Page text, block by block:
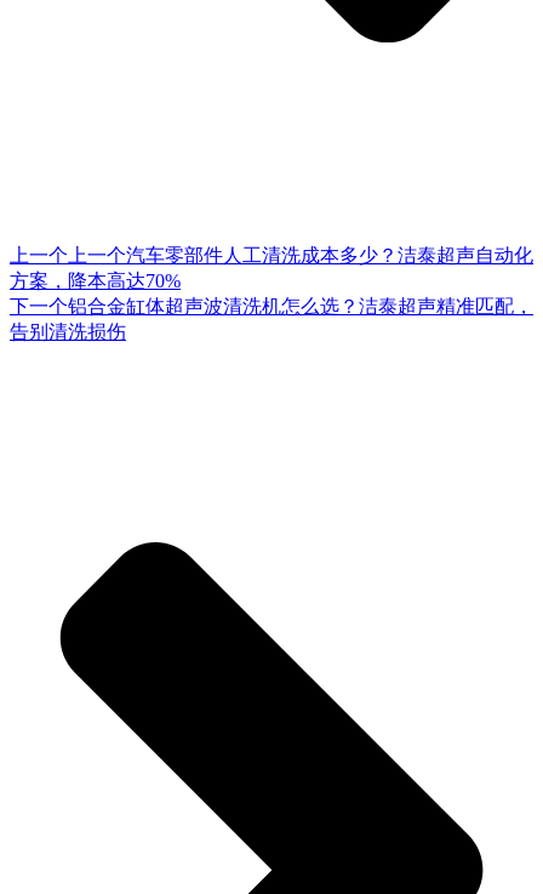
上一个上一个汽车零部件人工清洗成本多少？洁泰超声自动化
方案，降本高达70%
下一个铝合金缸体超声波清洗机怎么选？洁泰超声精准匹配，
告别清洗损伤